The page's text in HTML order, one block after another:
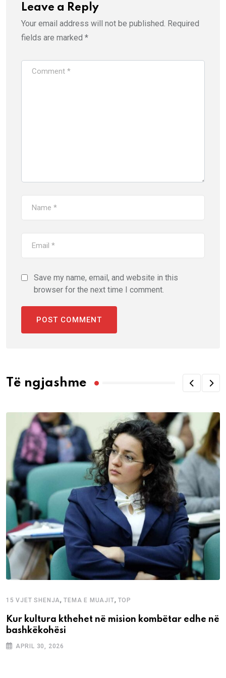
Leave a Reply
Your email address will not be published. Required
fields are marked *
Save my name, email, and website in this
browser for the next time I comment.
Të ngjashme
15 VJET SHENJA,TEMA E MUAJIT, TOP
Kur kultura kthehet në mision kombëtar edhe në
bashkëkohësi
APRIL 30, 2026